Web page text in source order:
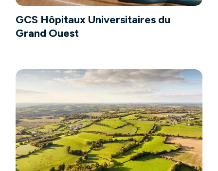
GCS Hôpitaux Universitaires du
Grand Ouest